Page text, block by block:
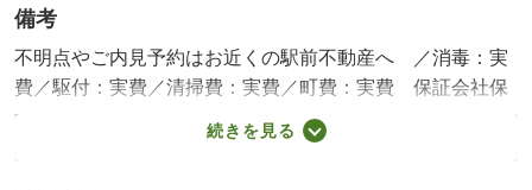
備考
不明点やご内見予約はお近くの駅前不動産へ ／消毒：実
費／駆付：実費／清掃費：実費／町費：実費 保証会社保
証料について：初回保証料４０％ 月額保証料１％/バイク
置場料金月: 2200円/家財保険 加入義務有 期間2年 24000円
続きを見る